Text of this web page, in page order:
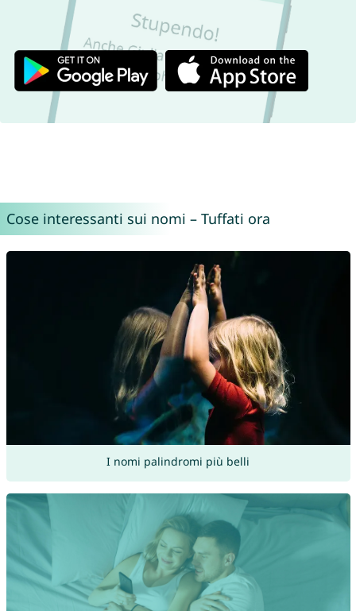
Cose interessanti sui nomi – Tuffati ora
I nomi palindromi più belli